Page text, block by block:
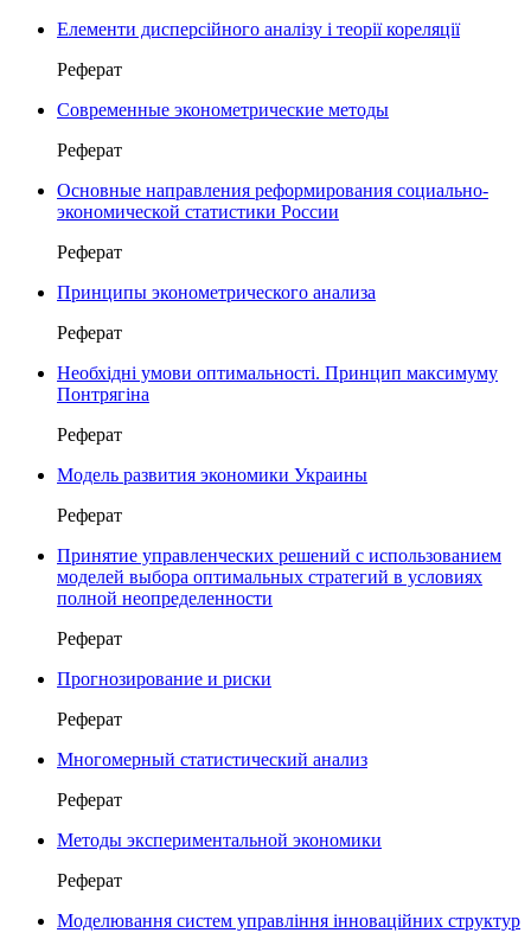
Елементи дисперсійного аналізу і теорії кореляції
Реферат
Современные эконометрические методы
Реферат
Основные направления реформирования социально-
экономической статистики России
Реферат
Принципы эконометрического анализа
Реферат
Необхідні умови оптимальності. Принцип максимуму
Понтрягіна
Реферат
Модель развития экономики Украины
Реферат
Принятие управленческих решений с использованием
моделей выбора оптимальных стратегий в условиях
полной неопределенности
Реферат
Прогнозирование и риски
Реферат
Многомерный статистический анализ
Реферат
Методы экспериментальной экономики
Реферат
Моделювання систем управлiння iнновацiйних структур